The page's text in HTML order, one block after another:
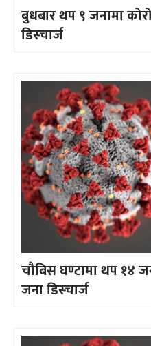
बुधबार थप ९ जनामा
डिस्चार्ज
चौबिस घण्टामा थप १४
जना डिस्चार्ज